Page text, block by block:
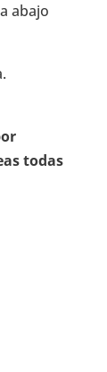
abajo
todas